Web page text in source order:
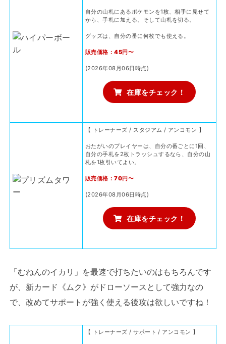
自分の山札にあるポケモンを1枚、相手に見せて
から、手札に加える。そして山札を切る。
グッズは、自分の番に何枚でも使える。
販売価格：45円〜
(2026年08月06日時点)
在庫をチェック！
【 トレーナーズ / スタジアム / アンコモン 】
おたがいのプレイヤーは、自分の番ごとに1回、
自分の手札を2枚トラッシュするなら、自分の山
札を1枚引いてよい。
販売価格：70円〜
(2026年08月06日時点)
在庫をチェック！
「むねんのイカリ」を最速で打ちたいのはもちろんです
が、新カード《ムク》がドローソースとして強力なの
で、改めてサポートが強く使える後攻は欲しいですね！
【 トレーナーズ / サポート / アンコモン 】